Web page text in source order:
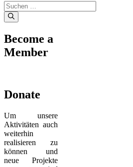
Suche
nach:
Become a
Member
Donate
Um unsere
Aktivitäten auch
weiterhin
realisieren zu
können und
neue Projekte